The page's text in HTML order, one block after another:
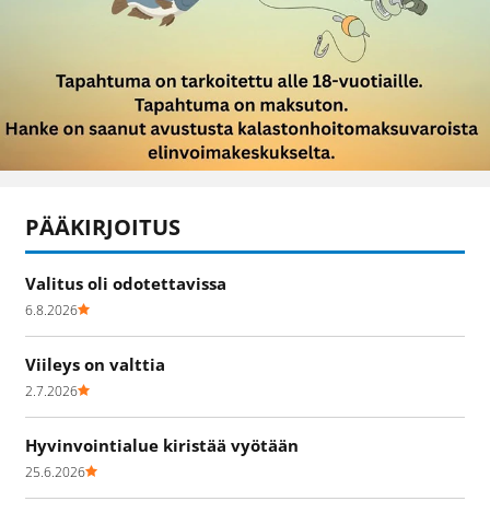
PÄÄKIRJOITUS
Valitus oli odotettavissa
6.8.2026
Viileys on valttia
2.7.2026
Hyvinvointialue kiristää vyötään
25.6.2026